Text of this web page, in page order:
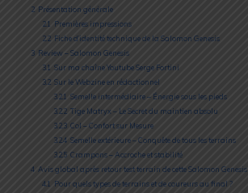
2 Présentation générale
2.1
Premières impressions
2.2 Fiche d’identité technique de la Salomon Genesis
3 Review – Salomon Genesis
3.1 Sur ma chaîne Youtube Serge Fortini
3.2 Sur le Webzine en rédactionnel
3.2.1
Semelle intermédiaire – Énergie sous les pieds
3.2.2 Tige Matryx – Le Secret du maintien absolu
3.2.3 Col – Confort sur Mesure
3.2.4 Semelle extérieure – Conquête de tous les terrains
3.2.5 Crampons – Accroche et stabilité
4 Avis global après retour test terrain de cette Salomon Genesis
4.1
Pour quels types de terrains et de coureurs au final ?